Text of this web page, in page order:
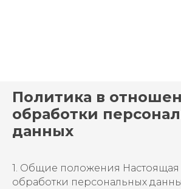
Политика в
обработки
данных
1. Общие положения Настоящая
обработки персональных